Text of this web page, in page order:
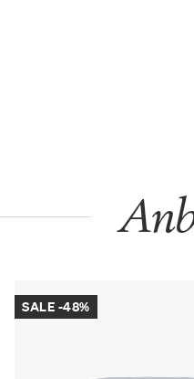
SALE -48%